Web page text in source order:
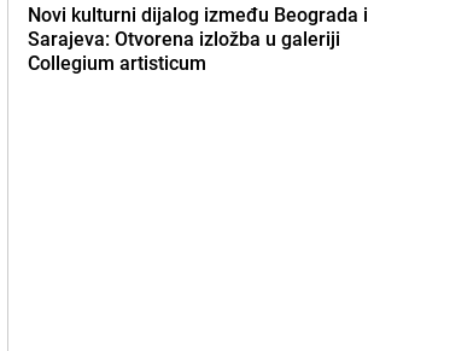
Novi kulturni dijalog između Beograda i
Sarajeva: Otvorena izložba u galeriji
Collegium artisticum